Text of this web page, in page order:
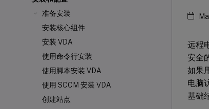
准备安装
安装核心组件
安装 VDA
使用命令行安装
使用脚本安装 VDA
使用 SCCM 安装 VDA
创建站点
远程
安全
如果
电脑
基础